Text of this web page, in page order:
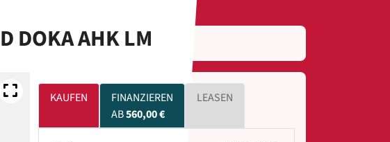
DOKA AHK LM
KAUFEN
FINANZIEREN
AB560,00 €
LEASEN